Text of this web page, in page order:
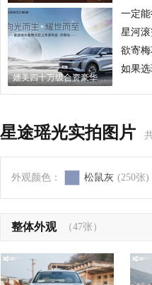
媲美四十万级合资豪华SUV，瑶光指引开启智趣之旅！
一定
星河
欲寄
如果
星途瑶光实拍图片
外观颜色： 松鼠灰 (250张)
整体外观 （47张）